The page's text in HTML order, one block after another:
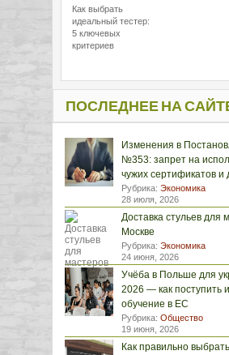
Как выбрать
идеальный тестер:
5 ключевых
критериев
ПОСЛЕДНЕЕ НА
Изменения в
№353: запрет на
чужих сертификатов и
Рубрика: Экономика
28 июля, 2026
Доставка стульев для
Москве
Рубрика: Экономика
24 июня, 2026
Учёба в Польше для
2026 — как поступить
обучение в ЕС
Рубрика: Общество
19 июня, 2026
Как правильно